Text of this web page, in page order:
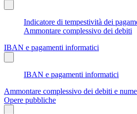
Indicatore di tempestività dei
Ammontare complessivo dei debiti
IBAN e pagamenti informatici
IBAN e pagamenti informatici
Ammontare complessivo dei debiti e
Opere pubbliche